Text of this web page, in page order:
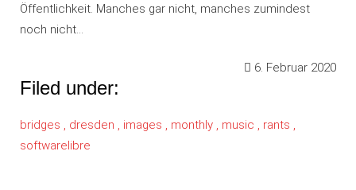
Öffentlichkeit. Manches gar nicht, manches zumindest
noch nicht…
6. Februar 2020
Filed under:
bridges , dresden , images , monthly , music , rants ,
softwarelibre